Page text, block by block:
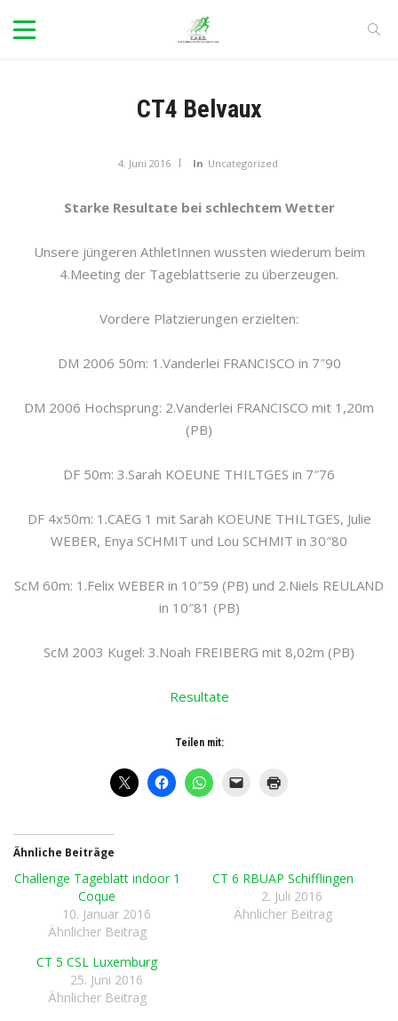
CT4 Belvaux
4. Juni 2016 In Uncategorized
Starke Resultate bei schlechtem Wetter
Unsere jüngeren AthletInnen wussten wiederum beim
4.Meeting der Tageblattserie zu überzeugen.
Vordere Platzierungen erzielten:
DM 2006 50m: 1.Vanderlei FRANCISCO in 7″90
DM 2006 Hochsprung: 2.Vanderlei FRANCISCO mit 1,20m
(PB)
DF 50m: 3.Sarah KOEUNE THILTGES in 7″76
DF 4x50m: 1.CAEG 1 mit Sarah KOEUNE THILTGES, Julie
WEBER, Enya SCHMIT und Lou SCHMIT in 30″80
ScM 60m: 1.Felix WEBER in 10″59 (PB) und 2.Niels REULAND
in 10″81 (PB)
ScM 2003 Kugel: 3.Noah FREIBERG mit 8,02m (PB)
Resultate
Teilen mit:
Ähnliche Beiträge
Challenge Tageblatt indoor 1
Coque
10. Januar 2016
Ähnlicher Beitrag
CT 6 RBUAP Schifflingen
2. Juli 2016
Ähnlicher Beitrag
CT 5 CSL Luxemburg
25. Juni 2016
Ähnlicher Beitrag